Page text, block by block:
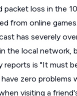
packet loss in the
from online
has severely
the local network,
reports is "It must
zero problems
visiting a